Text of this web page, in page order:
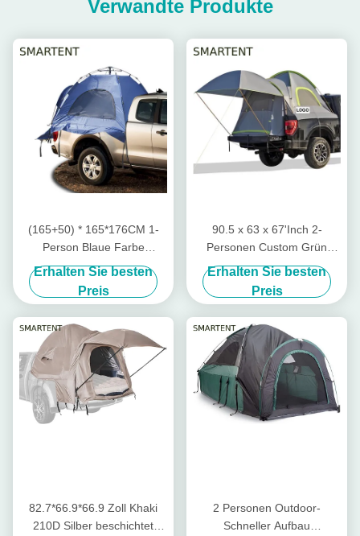
Verwandte Produkte
(165+50) * 165*176CM 1-
Person Blaue Farbe
Wasserdicht Silber
beschichtet Polyester 210D
Automatisches Pop UP Truck
Tail Zelt
Erhalten Sie besten
Preis
90.5 x 63 x 67'Inch 2-
Personen Custom Grün
Wasserdicht PU2000
Portable Pickup Truck Zelt
Erhalten Sie besten
Preis
82.7*66.9*66.9 Zoll Khaki
210D Silber beschichtet
2 Personen Outdoor-
Schneller Aufbau